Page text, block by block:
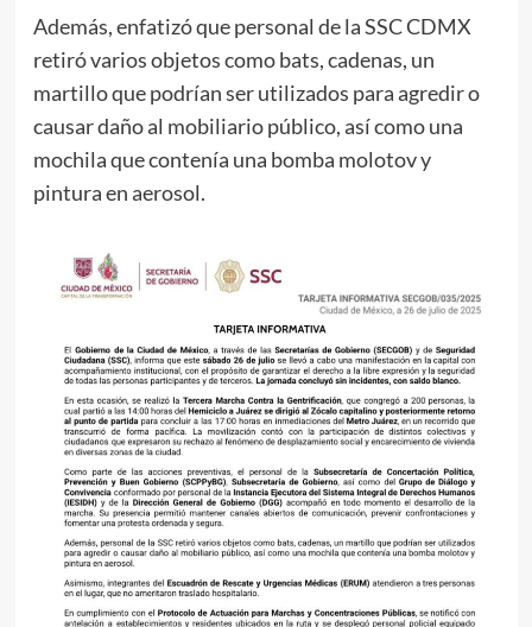
Además, enfatizó que personal de la SSC CDMX
retiró varios objetos como bats, cadenas, un
martillo que podrían ser utilizados para agredir o
causar daño al mobiliario público, así como una
mochila que contenía una bomba molotov y
pintura en aerosol.